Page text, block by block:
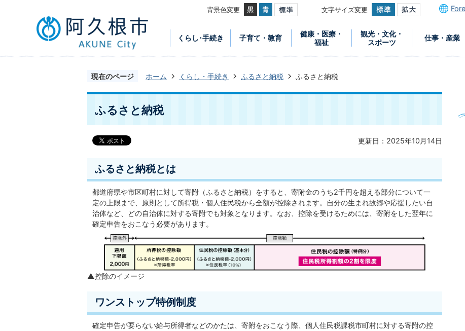
背景色変更 文字サイズ変更
くらし･手続き 子育て・教育
健康・医療・
福祉
観光・文化・
スポーツ
仕事・産業
現在のページ ホーム くらし・手続き ふるさと納税 ふるさと納税
ふるさと納税
更新日：2025年10月14日
ふるさと納税とは
都道府県や市区町村に対して寄附（ふるさと納税）をすると、寄附金のうち2千円を超える部分について一
定の上限まで、原則として所得税・個人住民税から全額が控除されます。自分の生まれ故郷や応援したい自
治体など、どの自治体に対する寄附でも対象となります。なお、控除を受けるためには、寄附をした翌年に
確定申告をおこなう必要があります。
▲控除のイメージ
ワンストップ特例制度
確定申告が要らない給与所得者などのかたは、寄附をおこなう際、個人住民税課税市町村に対する寄附の控